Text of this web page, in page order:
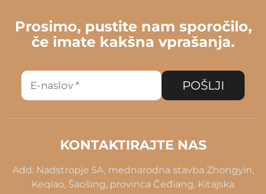
Prosimo, pustite nam sporočilo,
če imate kakšna vprašanja.
POŠLJI
KONTAKTIRAJTE NAS
Add: Nadstropje 5A, mednarodna stavba Zhongyin,
Keqiao, Šaošing, provinca Čeđiang, Kitajska